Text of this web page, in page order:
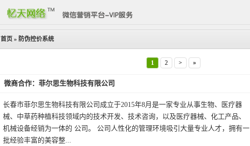
首页 » 防伪控价系统
1 2 > »
微商合作：菲尔思生物科技有限公司
长春市菲尔思生物科技有限公司成立于2015年8月是一家专业从事生物、医疗器
械、中草药种植科技领域内的技术开发、技术咨询，以及医疗器械、化工产品、
机械设备经销为一体的 公司。 公司人性化的管理环境吸引大量专业人才，拥有一
批经验丰富的美容整...